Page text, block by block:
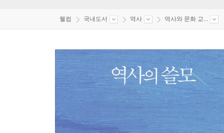
웰컴 국내도서 역사 역사와 문화 교...